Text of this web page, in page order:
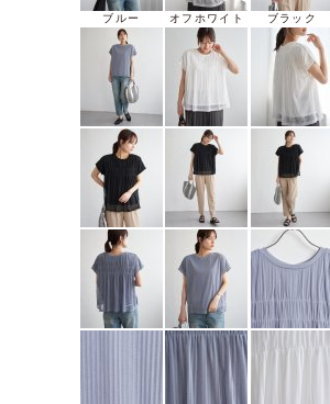
ブルー オフホワイト ブラック